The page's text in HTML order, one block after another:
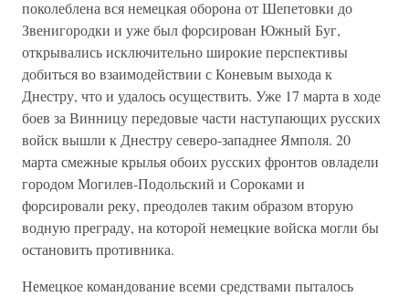
поколеблена вся немецкая оборона от Шепетовки до
Звенигородки и уже был форсирован Южный Буг,
открывались исключительно широкие перспективы
добиться во взаимодействии с Коневым выхода к
Днестру, что и удалось осуществить. Уже 17 марта в ходе
боев за Винницу передовые части наступающих русских
войск вышли к Днестру северо-западнее Ямполя. 20
марта смежные крылья обоих русских фронтов овладели
городом Могилев-Подольский и Сороками и
форсировали реку, преодолев таким образом вторую
водную преграду, на которой немецкие войска могли бы
остановить противника.
Немецкое командование всеми средствами пыталось